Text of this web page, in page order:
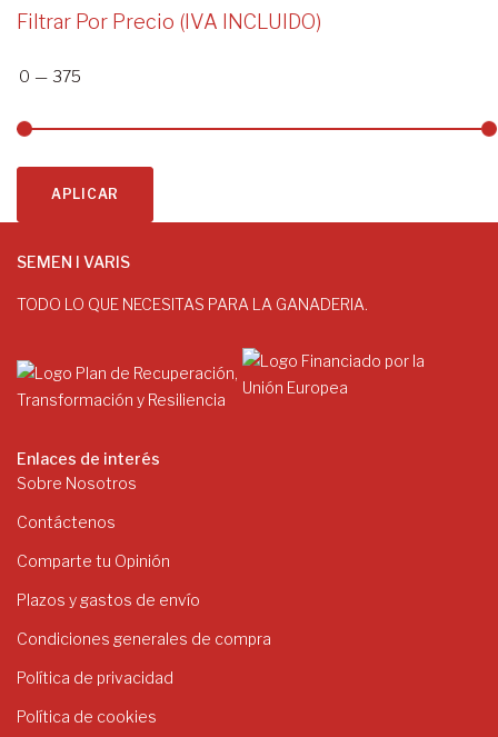
Filtrar Por Precio (IVA INCLUIDO)
0 — 375
APLICAR
SEMEN I VARIS
TODO LO QUE NECESITAS PARA LA GANADERIA.
Enlaces de interés
Sobre Nosotros
Contáctenos
Comparte tu Opinión
Plazos y gastos de envío
Condiciones generales de compra
Política de privacidad
Política de cookies